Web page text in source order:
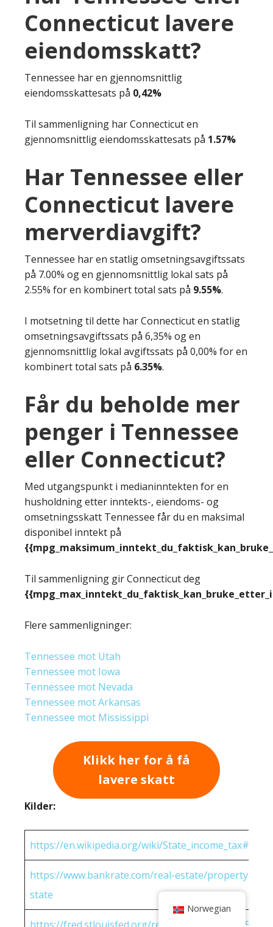
Connecticut lavere
eiendomsskatt?
Tennessee har en gjennomsnittlig
eiendomsskattesats på 0,42%
Til sammenligning har Connecticut en
gjennomsnittlig eiendomsskattesats på 1.57%
Har Tennessee eller
Connecticut lavere
merverdiavgift?
Tennessee har en statlig omsetningsavgiftssats
på 7.00% og en gjennomsnittlig lokal sats på
2.55% for en kombinert total sats på 9.55%.
I motsetning til dette har Connecticut en statlig
omsetningsavgiftssats på 6,35% og en
gjennomsnittlig lokal avgiftssats på 0,00% for en
kombinert total sats på 6.35%.
Får du beholde mer
penger i Tennessee
eller Connecticut?
Med utgangspunkt i medianinntekten for en
husholdning etter inntekts-, eiendoms- og
omsetningsskatt Tennessee får du en maksimal
disponibel inntekt på
Til sammenligning gir Connecticut deg
Flere sammenligninger:
Tennessee mot Utah
Tennessee mot Iowa
Tennessee mot Nevada
Tennessee mot Arkansas
Tennessee mot Mississippi
Klikk her for å få
lavere skatt
Kilder:
https://en.wikipedia.org/wiki/
https://www.bankrate.com/real-estate/property-
state
Norwegian